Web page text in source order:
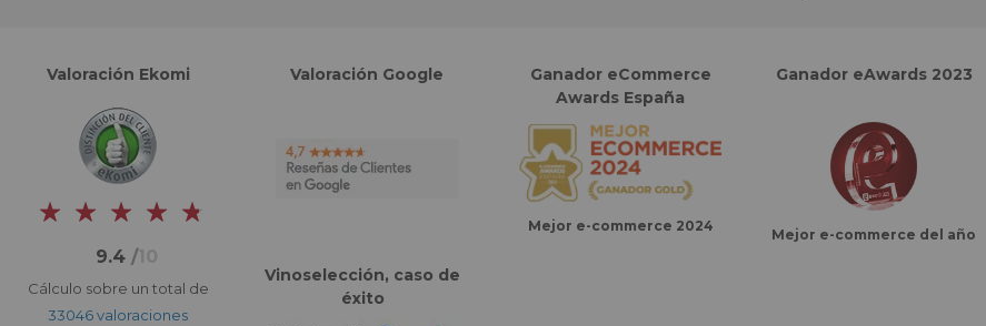
Valoración Ekomi
9.4 /10
Cálculo sobre un total de
33046 valoraciones
Valoración Google
Vinoselección, caso de
éxito
Ganador eCommerce
Awards España
Mejor e-commerce 2024
Ganador eAwards 2023
Mejor e-commerce del año